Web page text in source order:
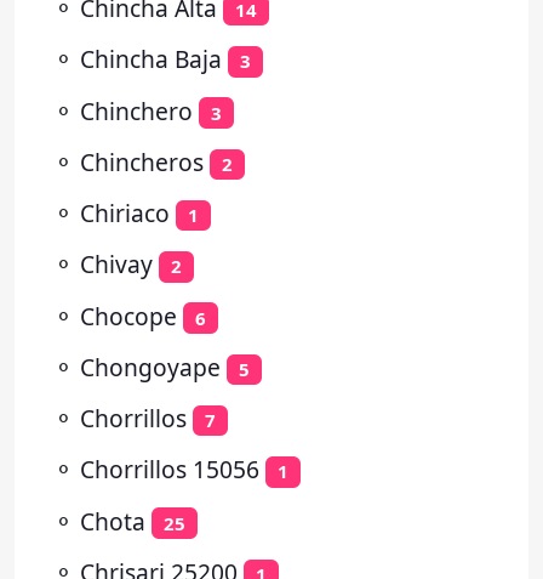
⚬ Chincha Alta 14
⚬ Chincha Baja 3
⚬ Chinchero 3
⚬ Chincheros 2
⚬ Chiriaco 1
⚬ Chivay 2
⚬ Chocope 6
⚬ Chongoyape 5
⚬ Chorrillos 7
⚬ Chorrillos 15056 1
⚬ Chota 25
⚬ Chrisari 25200 1